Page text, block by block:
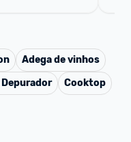
Adega de vinhos
Depurador
Cooktop